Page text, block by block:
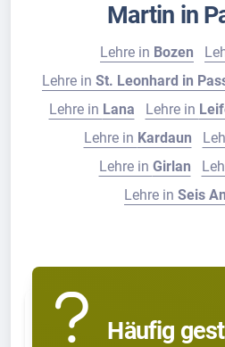
Martin in
Lehre in Bozen
Lehre in St. Leonhard in
Lehre in Lana Lehre in
Lehre in Kardaun
Lehre in Girlan
Lehre in Seis
Häufig